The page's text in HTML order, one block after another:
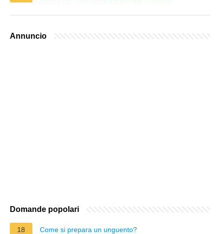
Annuncio
Domande popolari
18 Come si prepara un unguento?